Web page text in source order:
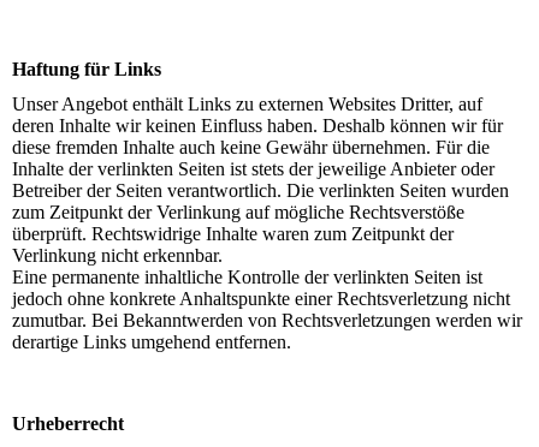
Haftung für Links
Unser Angebot enthält Links zu externen Websites Dritter, auf
deren Inhalte wir keinen Einfluss haben. Deshalb können wir für
diese fremden Inhalte auch keine Gewähr übernehmen. Für die
Inhalte der verlinkten Seiten ist stets der jeweilige Anbieter oder
Betreiber der Seiten verantwortlich. Die verlinkten Seiten wurden
zum Zeitpunkt der Verlinkung auf mögliche Rechtsverstöße
überprüft. Rechtswidrige Inhalte waren zum Zeitpunkt der
Verlinkung nicht erkennbar.
Eine permanente inhaltliche Kontrolle der verlinkten Seiten ist
jedoch ohne konkrete Anhaltspunkte einer Rechtsverletzung nicht
zumutbar. Bei Bekanntwerden von Rechtsverletzungen werden wir
derartige Links umgehend entfernen.
Urheberrecht